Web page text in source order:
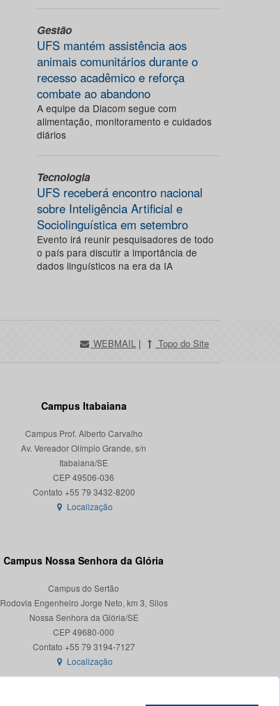
Gestão
UFS mantém assistência aos
animais comunitários durante o
recesso acadêmico e reforça
combate ao abandono
A equipe da Diacom segue com
alimentação, monitoramento e cuidados
diários
Tecnologia
UFS receberá encontro nacional
sobre Inteligência Artificial e
Sociolinguística em setembro
Evento irá reunir pesquisadores de todo
o país para discutir a importância de
dados linguísticos na era da IA
WEBMAIL | Topo do Site
Campus Itabaiana
Campus Prof. Alberto Carvalho
Av. Vereador Olímpio Grande, s/n
Itabaiana/SE
CEP 49506-036
Localização
Campus Nossa Senhora da Glória
Campus do Sertão
Rodovia Engenheiro Jorge Neto, km 3, Silos
Nossa Senhora da Glória/SE
CEP 49680-000
Contato +55 79 3194-7127
Localização